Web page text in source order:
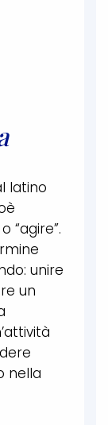
latino
“agire”.
unire
un
nella